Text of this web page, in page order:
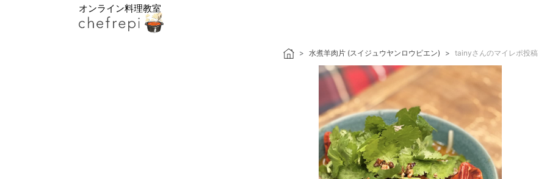
オンライン料理教室
水煮羊肉片 (スイジュウヤンロウピエン) tainyさんのマイレポ投稿